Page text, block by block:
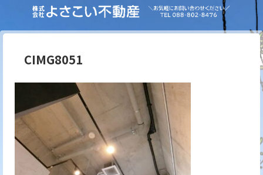
CIMG8051